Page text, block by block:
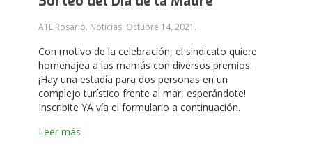
ATE Rosario. Noticias. Octubre 14, 2021 .
Con motivo de la celebración, el sindicato quiere
homenajea a las mamás con diversos premios.
¡Hay una estadía para dos personas en un
complejo turístico frente al mar, esperándote!
Inscribite YA vía el formulario a continuación.
Leer más